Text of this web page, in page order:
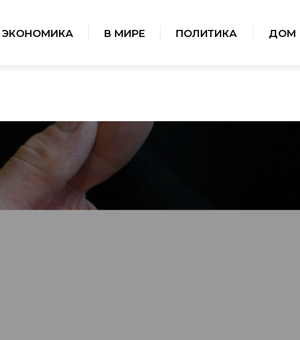
ЭКОНОМИКА В МИРЕ ПОЛИТИКА ДОМ